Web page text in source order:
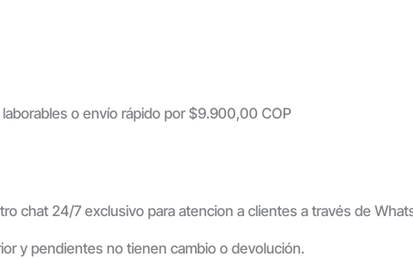
o envío rápido por $9.900,00 COP
chat 24/7 exclusivo para atencion a clientes a través de
y pendientes no tienen cambio o devolución.